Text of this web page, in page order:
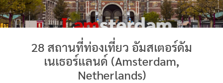
28 สถานที่ท่องเที่ยว อัมสเตอร์ดัม
เนเธอร์แลนด์ (Amsterdam,
Netherlands)